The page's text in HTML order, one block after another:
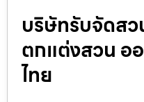
บริษัทรับจัดส
ตกแต่งสวน อ
ไทย